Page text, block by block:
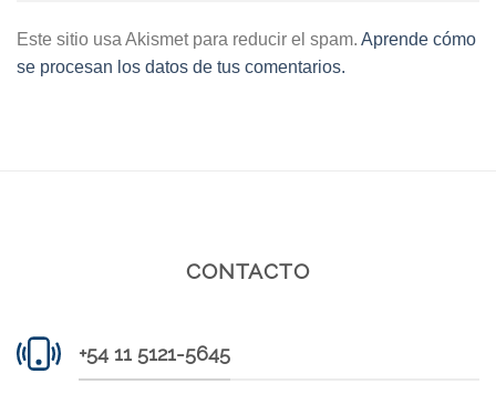
Este sitio usa Akismet para reducir el spam. Aprende cómo
se procesan los datos de tus comentarios.
CONTACTO
+54 11 5121-5645